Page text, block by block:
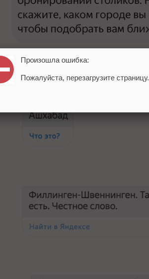
Старайтесь всегда навести
Произошла ошибка:
Пожалуйста, перезагрузите страницу.